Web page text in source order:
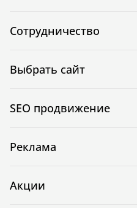
Сотрудничество
Выбрать сайт
SEO продвижение
Реклама
Акции